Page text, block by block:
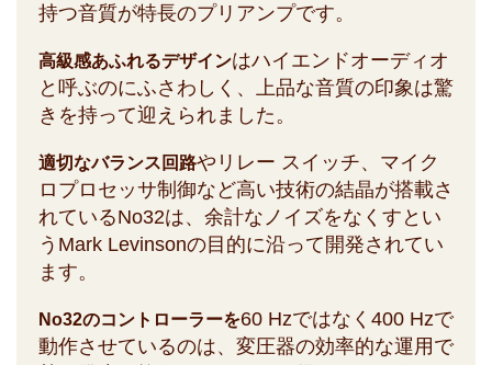
持つ音質が特長のプリアンプです。
高級感あふれるデザインはハイエンドオーディオ
と呼ぶのにふさわしく、上品な音質の印象は驚
きを持って迎えられました。
適切なバランス回路やリレー スイッチ、マイク
ロプロセッサ制御など高い技術の結晶が搭載さ
れているNo32は、余計なノイズをなくすとい
うMark Levinsonの目的に沿って開発されてい
ます。
No32のコントローラーを60 Hzではなく400 Hzで
動作させているのは、変圧器の効率的な運用で